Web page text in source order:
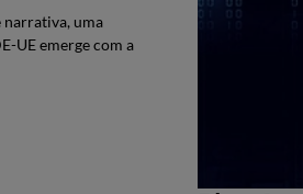
narrativa, uma
UE emerge com a